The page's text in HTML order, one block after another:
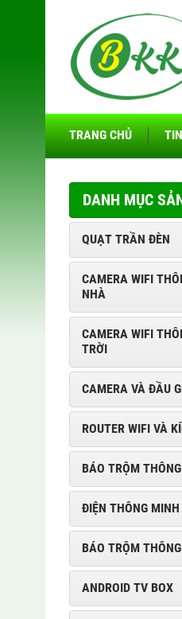
TRANG CHỦ
DANH MỤC
QUẠT TRẦN ĐÈN
CAMERA WIFI
NHÀ
CAMERA WIFI
TRỜI
CAMERA VÀ ĐẦU
ROUTER WIFI VÀ
BÁO TRỘM
ĐIỆN THÔNG MINH
BÁO TRỘM
ANDROID TV BOX